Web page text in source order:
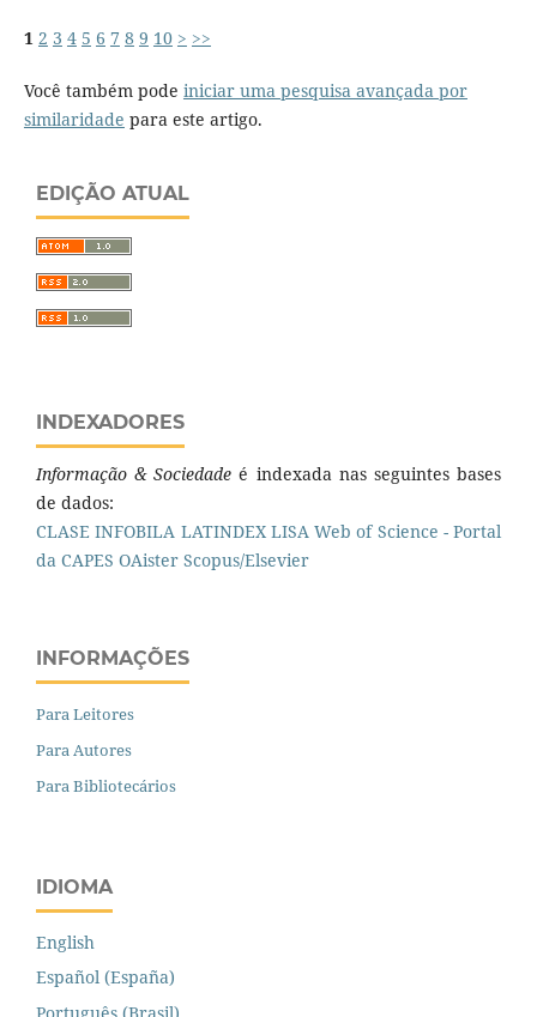
1 2 3 4 5 6 7 8 9 10 > >>
Você também pode iniciar uma pesquisa avançada por
similaridade para este artigo.
EDIÇÃO ATUAL
INDEXADORES
Informação & Sociedadeé indexada nas seguintes bases
de dados:
CLASE INFOBILA LATINDEX LISA Web of Science - Portal
da CAPES OAister Scopus/Elsevier
INFORMAÇÕES
Para Leitores
Para Autores
Para Bibliotecários
IDIOMA
English
Español (España)